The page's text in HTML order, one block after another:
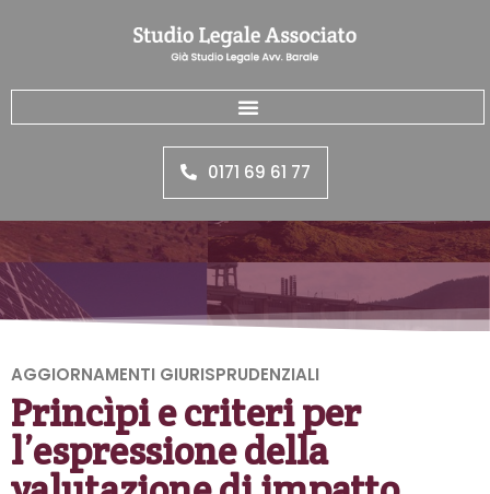
0171 69 61 77
AGGIORNAMENTI GIURISPRUDENZIALI
Princìpi e criteri per
l’espressione della